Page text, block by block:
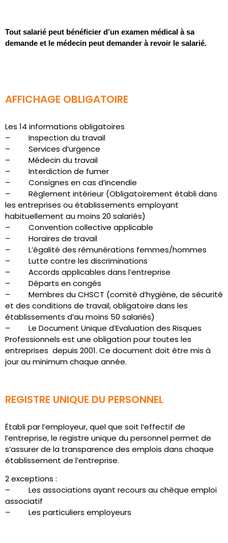
Tout salarié peut bénéficier d’un examen médical à sa
demande et le médecin peut demander à revoir le salarié.
AFFICHAGE OBLIGATOIRE
Les 14 informations obligatoires
– Inspection du travail
– Services d’urgence
– Médecin du travail
– Interdiction de fumer
– Consignes en cas d’incendie
– Règlement intérieur (Obligatoirement établi dans
les entreprises ou établissements employant
habituellement au moins 20 salariés)
– Convention collective applicable
– Horaires de travail
– L’égalité des rémunérations femmes/hommes
– Lutte contre les discriminations
– Accords applicables dans l’entreprise
– Départs en congés
– Membres du CHSCT (comité d’hygiène, de sécurité
et des conditions de travail, obligatoire dans les
établissements d’au moins 50 salariés)
– Le Document Unique d’Evaluation des Risques
Professionnels est une obligation pour toutes les
entreprises depuis 2001. Ce document doit être mis à
jour au minimum chaque année.
REGISTRE UNIQUE DU PERSONNEL
Établi par l’employeur, quel que soit l’effectif de
l’entreprise, le registre unique du personnel permet de
s’assurer de la transparence des emplois dans chaque
établissement de l’entreprise.
2 exceptions :
– Les associations ayant recours au chèque emploi
associatif
– Les particuliers employeurs